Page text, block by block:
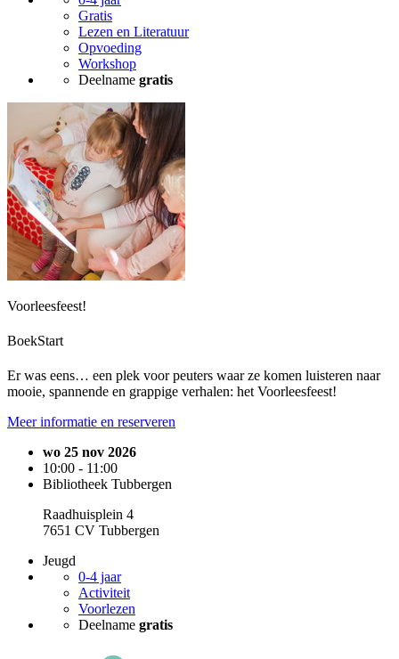
Gratis
Lezen en Literatuur
Opvoeding
Workshop
Deelname gratis
Voorleesfeest!
BoekStart
Er was eens… een plek voor peuters waar ze komen luisteren naar
mooie, spannende en grappige verhalen: het Voorleesfeest!
Meer informatie en reserveren
wo 25 nov 2026
10:00 - 11:00
Bibliotheek Tubbergen
Raadhuisplein 4
7651 CV Tubbergen
Jeugd
0-4 jaar
Activiteit
Voorlezen
Deelname gratis